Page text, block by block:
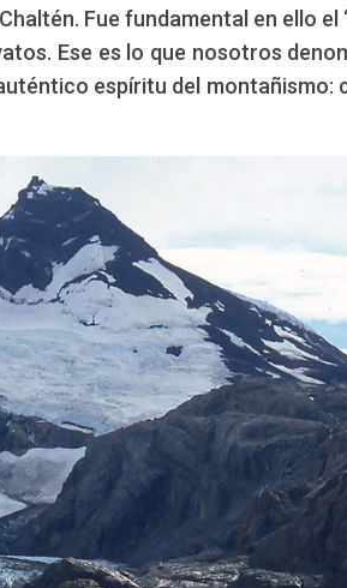
Fue fundamental en ello
Ese es lo que nosotros
espíritu del